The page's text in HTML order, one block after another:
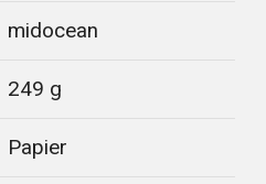
midocean
249 g
Papier